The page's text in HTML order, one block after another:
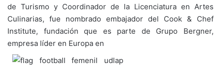
de Turismo y Coordinador de la Licenciatura en Artes
Culinarias, fue nombrado embajador del Cook & Chef
Institute, fundación que es parte de Grupo Bergner,
empresa líder en Europa en